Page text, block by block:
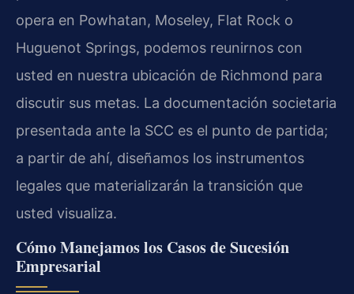
opera en Powhatan, Moseley, Flat Rock o
Huguenot Springs, podemos reunirnos con
usted en nuestra ubicación de Richmond para
discutir sus metas. La documentación societaria
presentada ante la SCC es el punto de partida;
a partir de ahí, diseñamos los instrumentos
legales que materializarán la transición que
usted visualiza.
Cómo Manejamos los Casos de Sucesión
Empresarial